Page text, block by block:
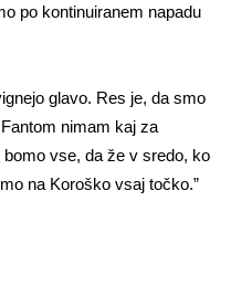
po kontinuiranem napadu
glavo. Res je, da smo
nimam kaj za
vse, da že v sredo, ko
na Koroško vsaj točko.”